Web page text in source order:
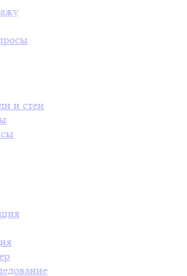
и стен